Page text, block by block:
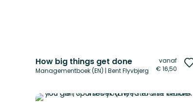
How big things get done
Managementboek (EN) | Bent Flyvbjerg
vanaf
€ 16,50